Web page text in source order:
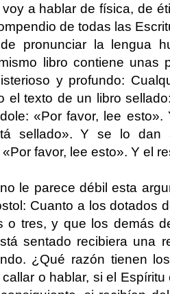
a hablar de física, de
de todas las
pronunciar la lengua
libro contiene unas
y profundo:
el texto de un libro
«Por favor, lee
sellado». Y se lo
favor, lee esto». Y el
le parece débil esta
Cuanto a los dotados
o tres, y que los demás
sentado recibiera una
¿Qué razón tienen
o hablar, si el